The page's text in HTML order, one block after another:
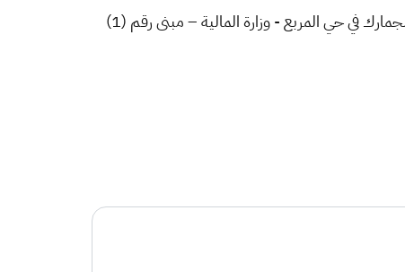
ولاستلام كراسة الشروط والمواصفات، يمكنكم مراجعة الإدارة العامة للاستثمار والخصخصة بديوان هيئة الزكاة والضريبة والجمارك في حي المربع - وزارة المالية – مبنى رقم (1)